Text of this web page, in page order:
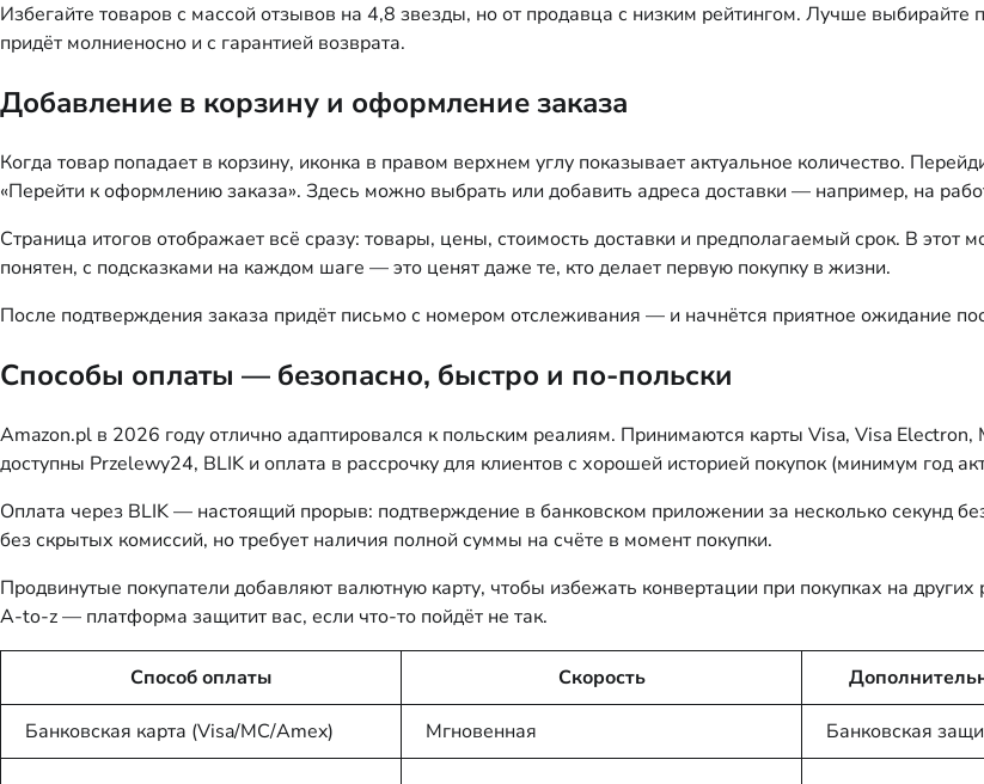
Избегайте товаров с массой отзывов на 4,8 звезды, но от продавца с низким рейтингом. Лучше
придёт молниеносно и с гарантией возврата.
Добавление в корзину и оформление заказа
Когда товар попадает в корзину, иконка в правом верхнем углу показывает актуальное количество.
«Перейти к оформлению заказа». Здесь можно выбрать или добавить адреса доставки — например, на
Страница итогов отображает всё сразу: товары, цены, стоимость доставки и предполагаемый срок. В
понятен, с подсказками на каждом шаге — это ценят даже те, кто делает первую покупку в жизни.
После подтверждения заказа придёт письмо с номером отслеживания — и начнётся приятное ожидание
Способы оплаты — безопасно, быстро и по-польски
Amazon.pl в 2026 году отлично адаптировался к польским реалиям. Принимаются карты Visa, Visa
доступны Przelewy24, BLIK и оплата в рассрочку для клиентов с хорошей историей покупок (минимум год
Оплата через BLIK — настоящий прорыв: подтверждение в банковском приложении за несколько секунд
без скрытых комиссий, но требует наличия полной суммы на счёте в момент покупки.
Продвинутые покупатели добавляют валютную карту, чтобы избежать конвертации при покупках на
A-to-z — платформа защитит вас, если что-то пойдёт не так.
Способ оплаты Скорость
Банковская карта (Visa/MC/Amex) Мгновенная Банковская